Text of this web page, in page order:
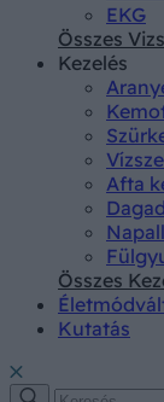
EKG
Összes
Kezelés
Afta
Összes
Kutatás